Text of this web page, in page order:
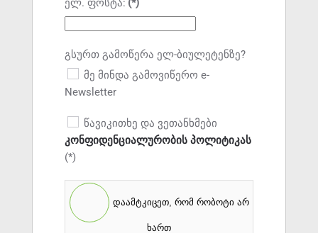
ელ. ფოსტა: (*)
გსურთ გამოწერა ელ-ბიულეტენზე?
მე მინდა გამოვიწერო e-
Newsletter
წავიკითხე და ვეთანხმები
კონფიდენციალურობის პოლიტიკას
(*)
დაამტკიცეთ, რომ რობოტი არ
ხართ